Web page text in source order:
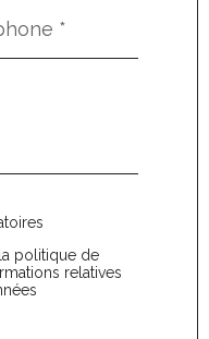
politique de
relatives